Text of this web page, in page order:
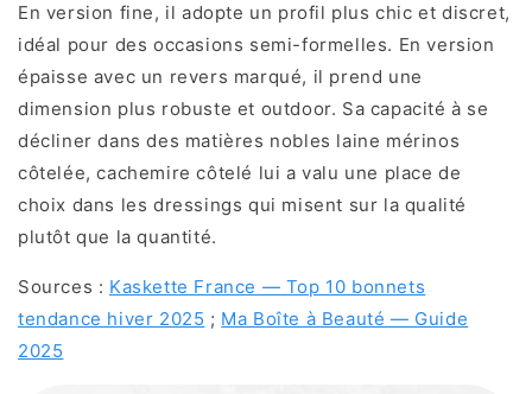
En version fine, il adopte un profil plus chic et discret,
idéal pour des occasions semi-formelles. En version
épaisse avec un revers marqué, il prend une
dimension plus robuste et outdoor. Sa capacité à se
décliner dans des matières nobles laine mérinos
côtelée, cachemire côtelé lui a valu une place de
choix dans les dressings qui misent sur la qualité
plutôt que la quantité.
Sources : Kaskette France — Top 10 bonnets
tendance hiver 2025 ; Ma Boîte à Beauté — Guide
2025